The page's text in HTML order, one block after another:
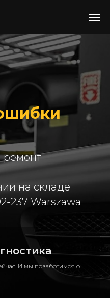
на складе
237 Warszawa
И мы позаботимся о